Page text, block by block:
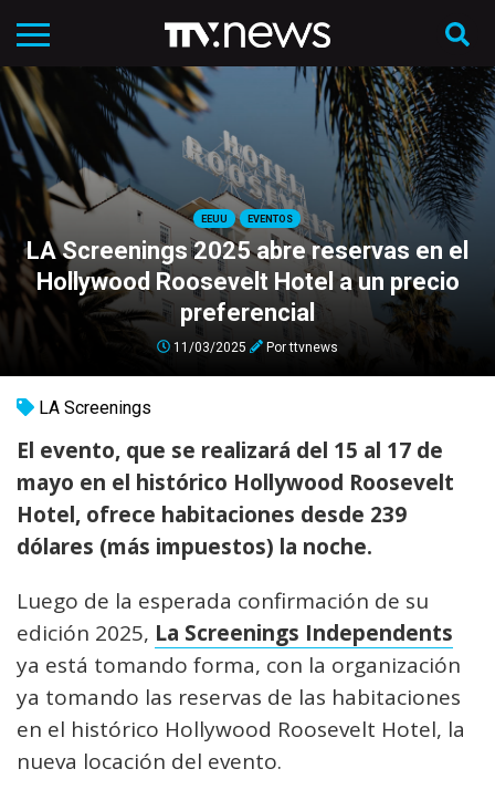
EEUU EVENTOS
LA Screenings 2025 abre reservas en el
Hollywood Roosevelt Hotel a un precio
preferencial
11/03/2025 Porttvnews
LA Screenings
El evento, que se realizará del 15 al 17 de
mayo en el histórico Hollywood Roosevelt
Hotel, ofrece habitaciones desde 239
dólares (más impuestos) la noche.
Luego de la esperada confirmación de su
edición 2025, La Screenings Independents
ya está tomando forma, con la organización
ya tomando las reservas de las habitaciones
en el histórico Hollywood Roosevelt Hotel, la
nueva locación del evento.